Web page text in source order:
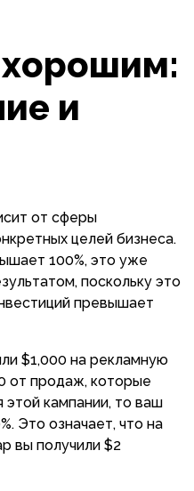
хорошим:
и
от сферы
целей бизнеса.
100%, это уже
поскольку это
превышает
$1,000 на рекламную
от продаж, которые
кампании, то ваш
Это означает, что на
вы получили $2